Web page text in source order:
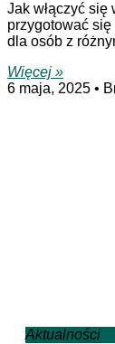
Jak włączyć się
przygotować
dla osób z
Więcej »
6 maja, 2025
Aktualności